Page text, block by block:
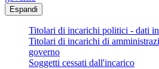
Espandi
Titolari di incarichi politici - dati
Titolari di incarichi di
governo
Soggetti cessati dall'incarico